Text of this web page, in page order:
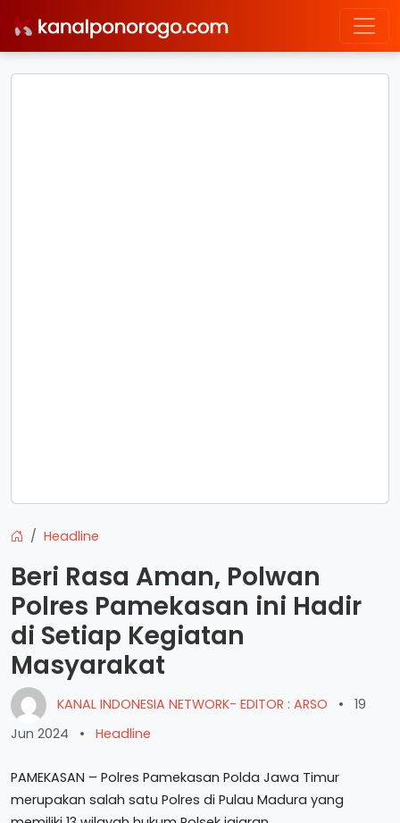
Headline
Beri Rasa Aman, Polwan
Polres Pamekasan ini Hadir
di Setiap Kegiatan
Masyarakat
KANAL INDONESIA NETWORK- EDITOR : ARSO •
19
Jun 2024
• Headline
PAMEKASAN – Polres Pamekasan Polda Jawa Timur
merupakan salah satu Polres di Pulau Madura yang